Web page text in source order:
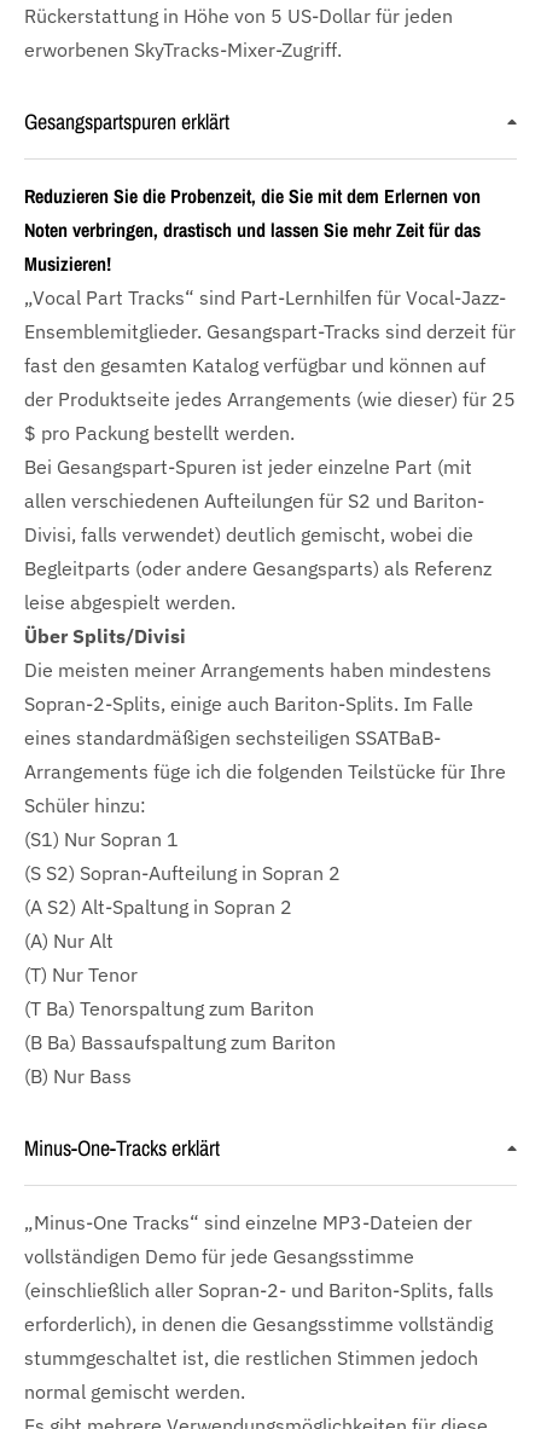
Rückerstattung in Höhe von 5 US-Dollar für jeden
erworbenen SkyTracks-Mixer-Zugriff.
Gesangspartspuren erklärt
Reduzieren Sie die Probenzeit, die Sie mit dem Erlernen von
Noten verbringen, drastisch und lassen Sie mehr Zeit für das
Musizieren!
„Vocal Part Tracks“ sind Part-Lernhilfen für Vocal-Jazz-
Ensemblemitglieder. Gesangspart-Tracks sind derzeit für
fast den gesamten Katalog verfügbar und können auf
der Produktseite jedes Arrangements (wie dieser) für 25
$ pro Packung bestellt werden.
Bei Gesangspart-Spuren ist jeder einzelne Part (mit
allen verschiedenen Aufteilungen für S2 und Bariton-
Divisi, falls verwendet) deutlich gemischt, wobei die
Begleitparts (oder andere Gesangsparts) als Referenz
leise abgespielt werden.
Über Splits/Divisi
Die meisten meiner Arrangements haben mindestens
Sopran-2-Splits, einige auch Bariton-Splits. Im Falle
eines standardmäßigen sechsteiligen SSATBaB-
Arrangements füge ich die folgenden Teilstücke für Ihre
Schüler hinzu:
(S1) Nur Sopran 1
(S S2) Sopran-Aufteilung in Sopran 2
(A S2) Alt-Spaltung in Sopran 2
(A) Nur Alt
(T) Nur Tenor
(T Ba) Tenorspaltung zum Bariton
(B Ba) Bassaufspaltung zum Bariton
(B) Nur Bass
Minus-One-Tracks erklärt
„Minus-One Tracks“ sind einzelne MP3-Dateien der
vollständigen Demo für jede Gesangsstimme
(einschließlich aller Sopran-2- und Bariton-Splits, falls
erforderlich), in denen die Gesangsstimme vollständig
stummgeschaltet ist, die restlichen Stimmen jedoch
normal gemischt werden.